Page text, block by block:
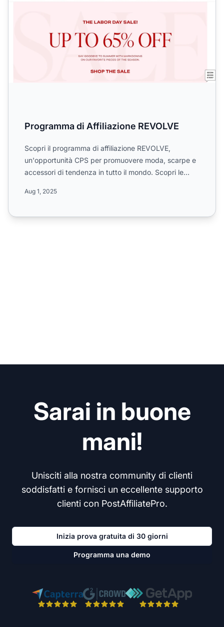
Programma di Affiliazione REVOLVE
Scopri il programma di affiliazione REVOLVE,
un'opportunità CPS per promuovere moda, scarpe e
accessori di tendenza in tutto il mondo. Scopri le
Aug 1, 2025
Sarai in buone
mani!
Unisciti alla nostra community di clienti
soddisfatti e fornisci un eccellente supporto
clienti con PostAffiliatePro.
Inizia prova gratuita di 30 giorni
Programma una demo